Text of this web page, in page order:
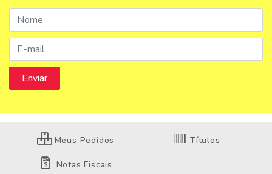
Meus Pedidos Títulos
Notas Fiscais